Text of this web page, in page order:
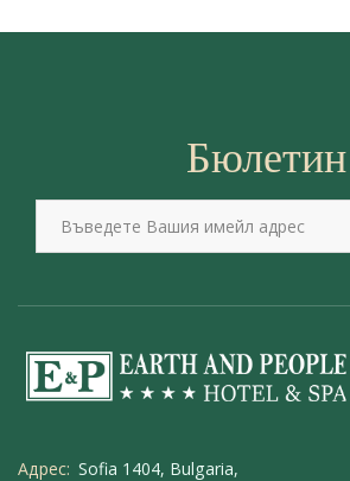
Бюлетин
Адрес: Sofia 1404, Bulgaria,